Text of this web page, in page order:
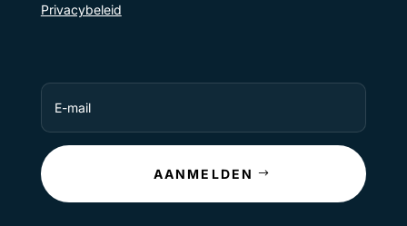
Privacybeleid
AANMELDEN